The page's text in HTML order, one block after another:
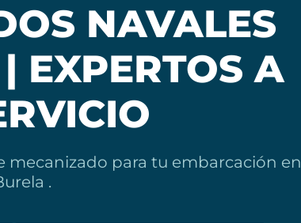
NAVALES
EXPERTOS A
mecanizado para tu embarcación en
.